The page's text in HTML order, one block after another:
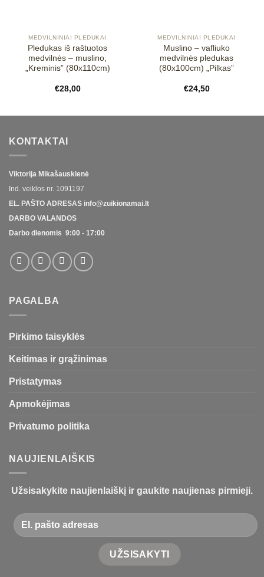
MEDVILNINIAI PLEDUKAI
Pledukas iš raštuotos
medvilnės – muslino,
„Kreminis” (80x110cm)
€28,00
MEDVILNINIAI PLEDUKAI
Muslino – vafliuko
medvilnės pledukas
(80x100cm) „Pilkas”
€24,50
KONTAKTAI
Viktorija Mikašauskienė
Ind. veiklos nr. 1091197
EL. PAŠTO ADRESAS info@zuikionamai.lt
DARBO VALANDOS
Darbo dienomis 9:00 - 17:00
PAGALBA
Pirkimo taisyklės
Keitimas ir grąžinimas
Pristatymas
Apmokėjimas
Privatumo politika
NAUJIENLAIŠKIS
Užsisakykite naujienlaiškį ir gaukite naujienas pirmieji.